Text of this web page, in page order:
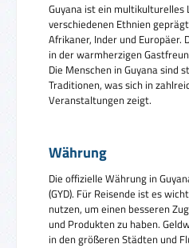
Guyana ist ein multikulturelles
verschiedenen Ethnien
Afrikaner, Inder und Europäer.
in der warmherzigen
Die Menschen in Guyana sind
Traditionen, was sich in
Veranstaltungen zeigt.
Währung
Die offizielle Währung in
(GYD). Für Reisende ist es
nutzen, um einen besseren
und Produkten zu haben.
in den größeren Städten und